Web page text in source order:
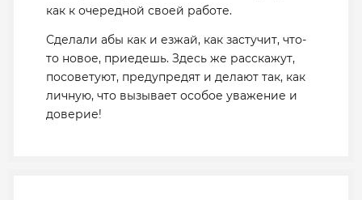
как к очередной своей работе.
Сделали абы как и езжай, как застучит, что-
то новое, приедешь. Здесь же расскажут,
посоветуют, предупредят и делают так, как
личную, что вызывает особое уважение и
доверие!